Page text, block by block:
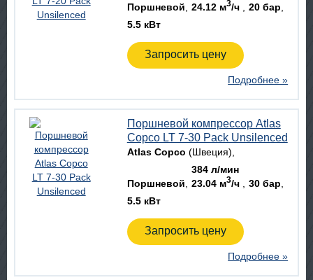
Поршневой
24.12 м3/ч
20 бар
5.5 кВт
Запросить цену
Подробнее »
Поршневой компрессор Atlas
Copco LT 7-30 Pack Unsilenced
Atlas Copco (Швеция)
Поршневой
384 л/мин
23.04 м3/ч
30 бар
5.5 кВт
Запросить цену
Подробнее »